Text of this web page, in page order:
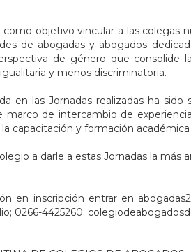
como objetivo vincular a las colegas
de abogadas y abogados
de género que consolide
y menos discriminatoria.
en las Jornadas realizadas ha
marco de intercambio de
la capacitación y formación
a darle a estas Jornadas la más
en inscripción entrar en
0266-4425260;